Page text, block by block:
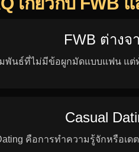
FWB ต่างจ
พันธ์ที่ไม่มีข้อผูกมัดแบบแฟน แต่
Casual
คือการทำความรู้จักหรือเ